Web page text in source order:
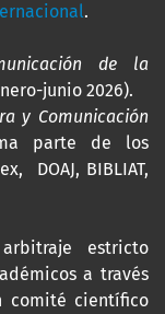
.
de la
junio 2026).
y Comunicación
parte de los
DOAJ, BIBLIAT,
estricto
a través
comité científico